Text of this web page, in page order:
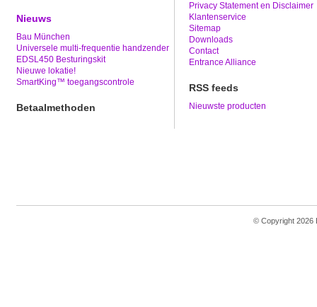
Nieuws
Bau München
Universele multi-frequentie handzender
EDSL450 Besturingskit
Nieuwe lokatie!
SmartKing™ toegangscontrole
Betaalmethoden
Privacy Statement en Disclaimer
Klantenservice
Sitemap
Downloads
Contact
Entrance Alliance
RSS feeds
Nieuwste producten
© Copyright 2026